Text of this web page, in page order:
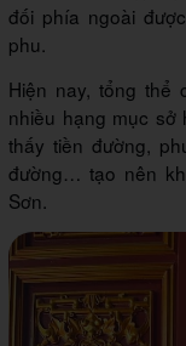
đối phía ngoài
phu.
Hiện nay, tổng thể
nhiều hạng mục sở
thấy tiền đường,
đường… tạo nên
Sơn.